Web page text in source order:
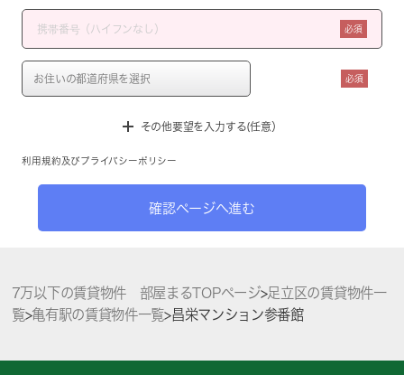
必須
必須
その他要望を入力する(任意）
利用規約 及び プライバシーポリシー
確認ページへ進む
7万以下の賃貸物件 部屋まるTOPページ>足立区の賃貸物件一
覧>亀有駅の賃貸物件一覧>昌栄マンション参番館